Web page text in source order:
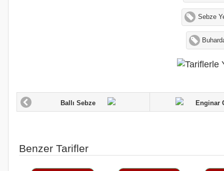
Sebze
Ballı Sebze Enginar
Benzer Tarifler